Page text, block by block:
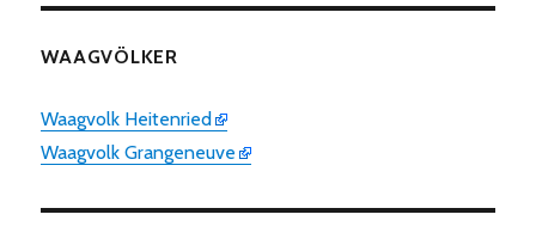
WAAGVÖLKER
Waagvolk Heitenried
Waagvolk Grangeneuve